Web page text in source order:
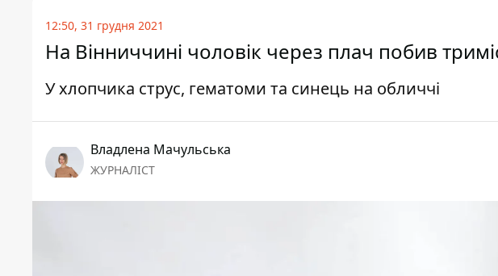
12:50, 31 грудня 2021
На Вінниччині чоловік через плач побив
У хлопчика струс, гематоми та синець на обличчі
Владлена Мачульська
ЖУРНАЛІСТ